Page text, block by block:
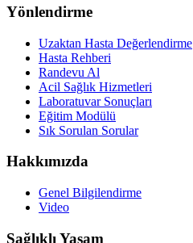
Yönlendirme
Uzaktan Hasta Değerlendirme
Hasta Rehberi
Randevu Al
Acil Sağlık Hizmetleri
Laboratuvar Sonuçları
Eğitim Modülü
Sık Sorulan Sorular
Hakkımızda
Genel Bilgilendirme
Video
Sağlıklı Yaşam